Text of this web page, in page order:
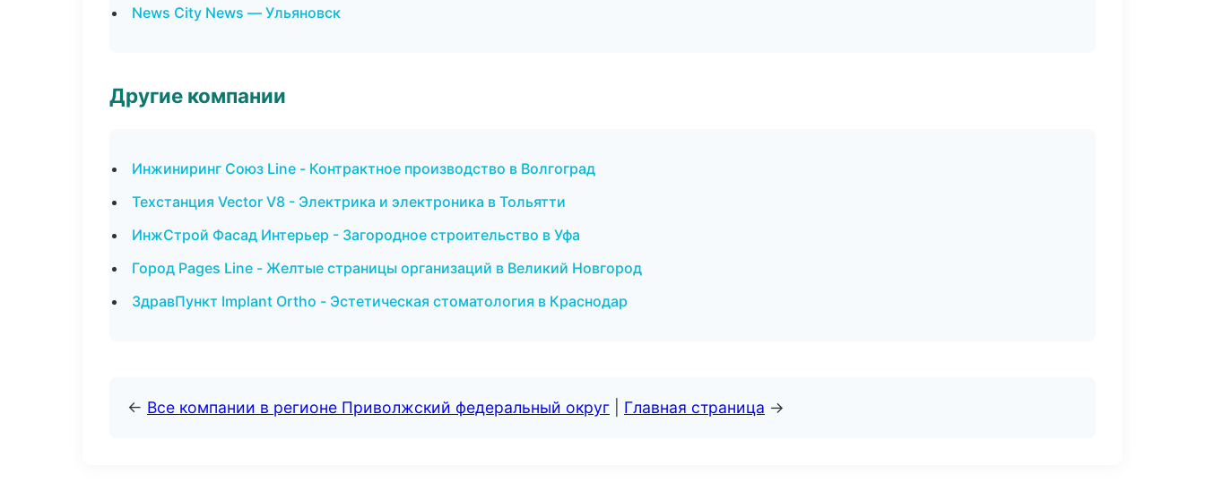
News City News — Ульяновск
Другие компании
Инжиниринг Союз Line - Контрактное производство в Волгоград
Техстанция Vector V8 - Электрика и электроника в Тольятти
ИнжСтрой Фасад Интерьер - Загородное строительство в Уфа
Город Pages Line - Желтые страницы организаций в Великий Новгород
ЗдравПункт Implant Ortho - Эстетическая стоматология в Краснодар
← Все компании в регионе Приволжский федеральный округ Главная страница →